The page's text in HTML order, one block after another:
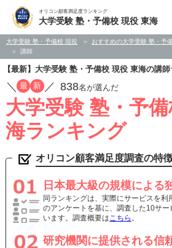
オリコン顧客満足度ランキング
大学受験 塾・予備校 現役 東海
大学受験 塾・予備校 現役
おすすめの大学受験 塾・予
講師
【最新】大学受験 塾・予備校 現役 東海の講
／ 最 新 ／ 838名が選んだ
大学受験 塾・予
海ランキング
オリコン顧客満足度調査の特
日本最大級の規模による
同ランキングは、実際にサービスを利
のアンケートを基に、調査した10サ
います。調査概要はこちら 。
研究機関に提供される信